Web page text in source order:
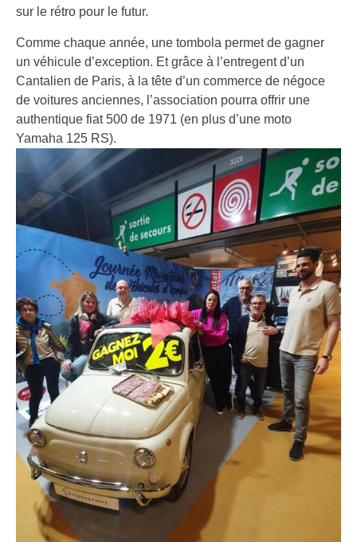
sur le rétro pour le futur.
Comme chaque année, une tombola permet de gagner
un véhicule d’exception. Et grâce à l’entregent d’un
Cantalien de Paris, à la tête d’un commerce de négoce
de voitures anciennes, l’association pourra offrir une
authentique fiat 500 de 1971 (en plus d’une moto
Yamaha 125 RS).